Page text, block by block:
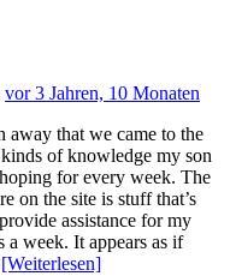
vor 3 Jahren, 10 Monaten
that we came to the
of knowledge my son
for every week. The
on the site is stuff that’s
assistance for my
a week. It appears as if
[Weiterlesen]